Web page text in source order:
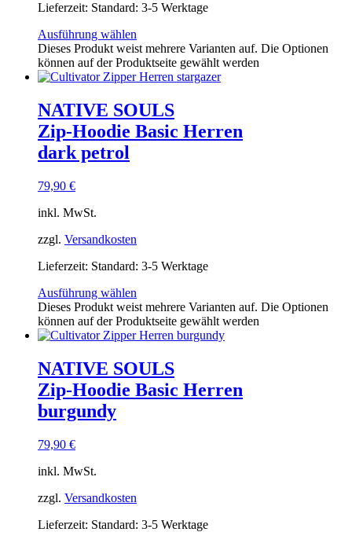
Lieferzeit: Standard: 3-5 Werktage
Ausführung wählen
Dieses Produkt weist mehrere Varianten auf. Die Optionen
können auf der Produktseite gewählt werden
NATIVE SOULS
Zip-Hoodie Basic Herren
dark petrol
79,90 €
inkl. MwSt.
zzgl. Versandkosten
Lieferzeit: Standard: 3-5 Werktage
Ausführung wählen
Dieses Produkt weist mehrere Varianten auf. Die Optionen
können auf der Produktseite gewählt werden
NATIVE SOULS
Zip-Hoodie Basic Herren
burgundy
79,90 €
inkl. MwSt.
zzgl. Versandkosten
Lieferzeit: Standard: 3-5 Werktage